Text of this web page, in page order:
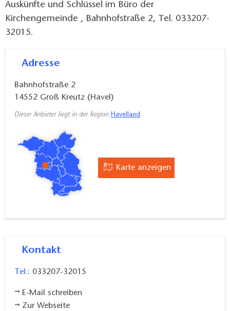
Auskünfte und Schlüssel im Büro der
Kirchengemeinde , Bahnhofstraße 2, Tel. 033207-
32015.
Adresse
Bahnhofstraße 2
14552 Groß Kreutz (Havel)
Dieser Anbieter liegt in der Region Havelland
Karte anzeigen
Kontakt
Tel.: 033207-32015
E-Mail schreiben
Zur Webseite